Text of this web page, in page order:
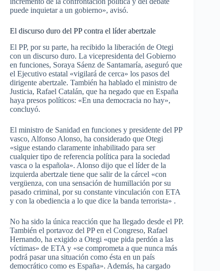
puede inquietar a un gobierno», avisó.
El discurso duro del PP contra el líder abertzale
El PP, por su parte, ha recibido la liberación de Otegi
con un discurso duro. La vicepresidenta del Gobierno
en funciones, Soraya Sáenz de Santamaría, aseguró que
el Ejecutivo estatal «vigilará de cerca» los pasos del
dirigente abertzale. También ha hablado el ministro de
Justicia, Rafael Catalán, que ha negado que en España
haya presos políticos: «En una democracia no hay»,
concluyó.
El ministro de Sanidad en funciones y presidente del PP
vasco, Alfonso Alonso, ha considerado que Otegi
«sigue estando claramente inhabilitado para ser
cualquier tipo de referencia política para la sociedad
vasca o la española». Alonso dijo que el líder de la
izquierda abertzale tiene que salir de la cárcel «con
vergüenza, con una sensación de humillación por su
pasado criminal, por su constante vinculación con ETA
y con la obediencia a lo que dice la banda terrorista» .
No ha sido la única reacción que ha llegado desde el PP.
También el portavoz del PP en el Congreso, Rafael
Hernando, ha exigido a Otegi «que pida perdón a las
víctimas» de ETA y «se comprometa a que nunca más
podrá pasar una situación como ésta en un país
democrático como es España». Además, ha cargado